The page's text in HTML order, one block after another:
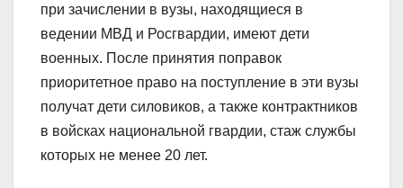
при зачислении в вузы, находящиеся в
ведении МВД и Росгвардии, имеют дети
военных. После принятия поправок
приоритетное право на поступление в эти вузы
получат дети силовиков, а также контрактников
в войсках национальной гвардии, стаж службы
которых не менее 20 лет.